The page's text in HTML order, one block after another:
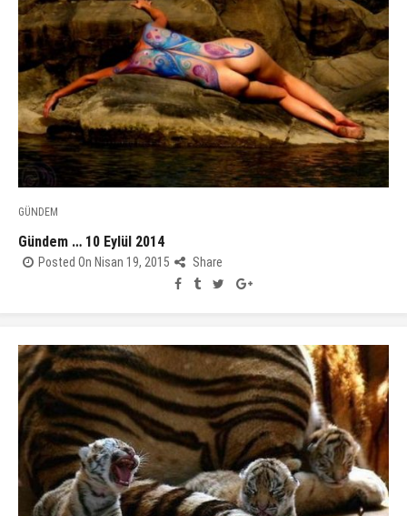
GÜNDEM
Gündem … 10 Eylül 2014
Posted On Nisan 19, 2015 Share